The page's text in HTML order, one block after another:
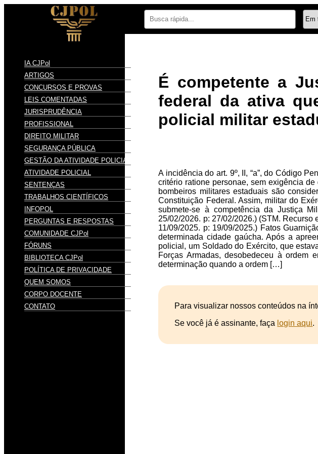
IA CJPol
ARTIGOS
CONCURSOS E PROVAS
LEIS COMENTADAS
JURISPRUDÊNCIA
PROFISSIONAL
DIREITO MILITAR
SEGURANÇA PÚBLICA
GESTÃO DA ATIVIDADE POLICIAL
ATIVIDADE POLICIAL
SENTENÇAS
TRABALHOS CIENTÍFICOS
INFOPOL
PERGUNTAS E RESPOSTAS
COMUNIDADE CJPol
FÓRUNS
BIBLIOTECA CJPol
POLÍTICA DE PRIVACIDADE
QUEM SOMOS
CORPO DOCENTE
CONTATO
É competente a
federal da ativa
policial militar
A incidência do art. 9º, II, “a”, do Código
critério ratione personae, sem exigência
bombeiros militares estaduais são
Constituição Federal. Assim, militar do
submete-se à competência da Justiça
25/02/2026. p: 27/02/2026.) (STM. Recurso
11/09/2025. p: 19/09/2025.) Fatos
determinada cidade gaúcha. Após a
policial, um Soldado do Exército, que
Forças Armadas, desobedeceu à ordem
determinação quando a ordem […]
Para visualizar nossos conteúdos na
Se você já é assinante, faça login aqui.